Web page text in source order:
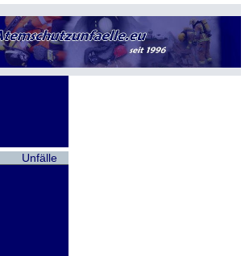
Allgemeines
Unfälle